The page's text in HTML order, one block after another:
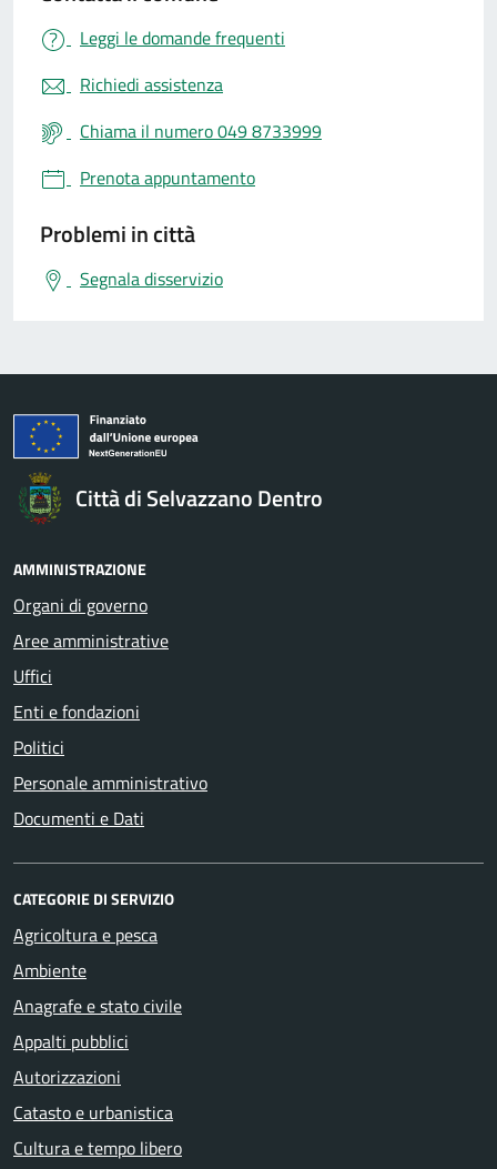
Leggi le domande frequenti
Richiedi assistenza
Chiama il numero 049 8733999
Prenota appuntamento
Problemi in città
Segnala disservizio
Città di Selvazzano Dentro
AMMINISTRAZIONE
Organi di governo
Aree amministrative
Uffici
Enti e fondazioni
Politici
Personale amministrativo
Documenti e Dati
CATEGORIE DI SERVIZIO
Agricoltura e pesca
Ambiente
Anagrafe e stato civile
Appalti pubblici
Autorizzazioni
Catasto e urbanistica
Cultura e tempo libero